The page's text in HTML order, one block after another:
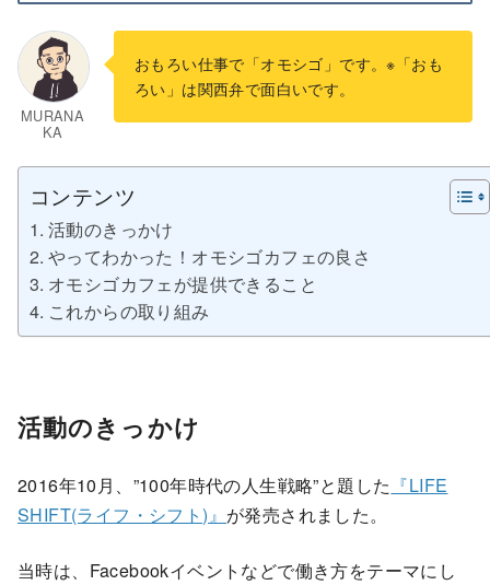
MURANA
KA
おもろい仕事で「オモシゴ」です。※「おも
ろい」は関西弁で面白いです。
コンテンツ
活動のきっかけ
やってわかった！オモシゴカフェの良さ
オモシゴカフェが提供できること
これからの取り組み
活動のきっかけ
2016年10月、”100年時代の人生戦略”と題した 『LIFE
SHIFT(ライフ・シフト)』 が発売されました。
当時は、Facebookイベントなどで働き方をテーマにし